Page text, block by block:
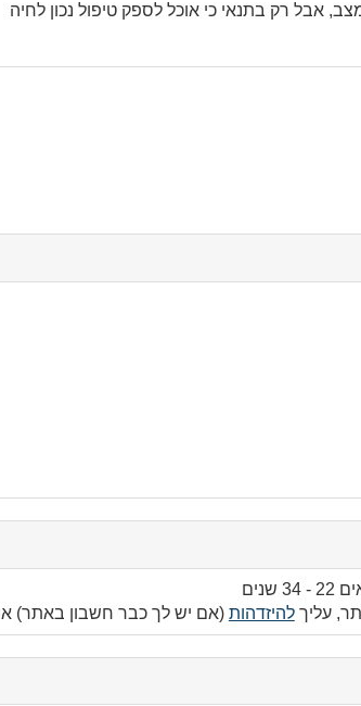
אבל רק בתנאי כי אוכל לספק טיפול נכון לחיה
עליךלהיזדהות (אם יש לך כבר חשבון באתר)